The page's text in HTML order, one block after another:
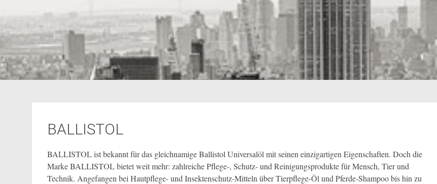
BALLISTOL
BALLISTOL ist bekannt für das gleichnamige Ballistol Universalöl mit seinen einzigartigen Eigenschaften. Doch die
Marke BALLISTOL bietet weit mehr: zahlreiche Pflege-, Schutz- und Reinigungsprodukte für Mensch, Tier und
Technik. Angefangen bei Hautpflege- und Insektenschutz-Mitteln über Tierpflege-Öl und Pferde-Shampoo bis hin zu